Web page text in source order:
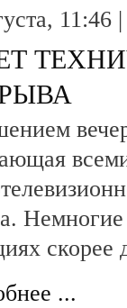
11:46
скорее
...